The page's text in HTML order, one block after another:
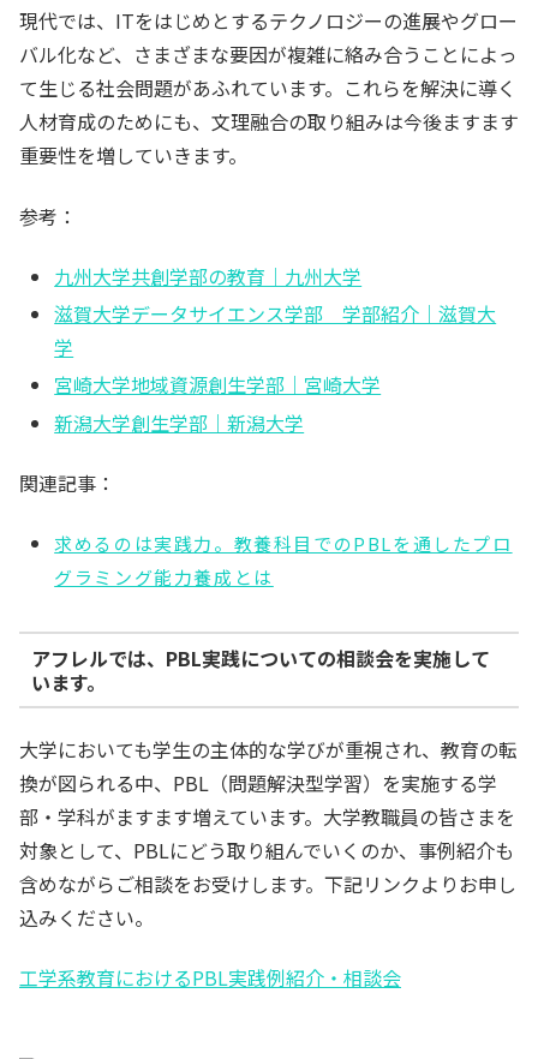
現代では、ITをはじめとするテクノロジーの進展やグロー
バル化など、さまざまな要因が複雑に絡み合うことによっ
て生じる社会問題があふれています。これらを解決に導く
人材育成のためにも、文理融合の取り組みは今後ますます
重要性を増していきます。
参考：
九州大学共創学部の教育｜九州大学
滋賀大学データサイエンス学部 学部紹介｜滋賀大
学
宮崎大学地域資源創生学部｜宮崎大学
新潟大学創生学部｜新潟大学
関連記事：
求めるのは実践力。教養科目でのPBLを通したプロ
グラミング能力養成とは
アフレルでは、PBL実践についての相談会を実施して
います。
大学においても学生の主体的な学びが重視され、教育の転
換が図られる中、PBL（問題解決型学習）を実施する学
部・学科がますます増えています。大学教職員の皆さまを
対象として、PBLにどう取り組んでいくのか、事例紹介も
含めながらご相談をお受けします。下記リンクよりお申し
込みください。
工学系教育におけるPBL実践例紹介・相談会